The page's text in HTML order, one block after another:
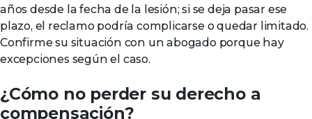
años desde la fecha de la lesión; si se deja pasar ese
plazo, el reclamo podría complicarse o quedar limitado.
Confirme su situación con un abogado porque hay
excepciones según el caso.
¿Cómo no perder su derecho a
compensación?